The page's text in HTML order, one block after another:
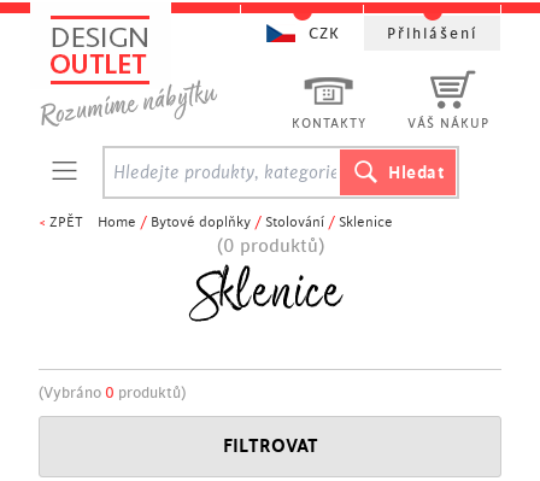
< ZPĚT Home / Bytové doplňky / Stolování / Sklenice
(0 produktů)
Sklenice
(Vybráno 0 produktů)
FILTROVAT
KONTAKTY VÁŠ NÁKUP
CZK Přihlášení